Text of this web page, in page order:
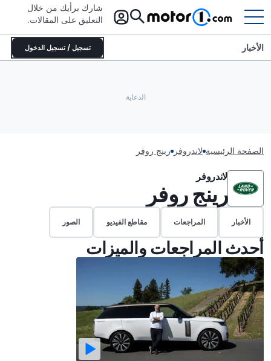
شارك برأيك من خلال
التعليق على المقالات.
تسجيل / تسجيل الدخول الأخبار
الصفحة الرئيسية لاندروفر رينج روفر
لاندروفر
رينج روفر
الأخبار المراجعات مقاطع الفيديو الصور
أحدث المراجعات والميزات